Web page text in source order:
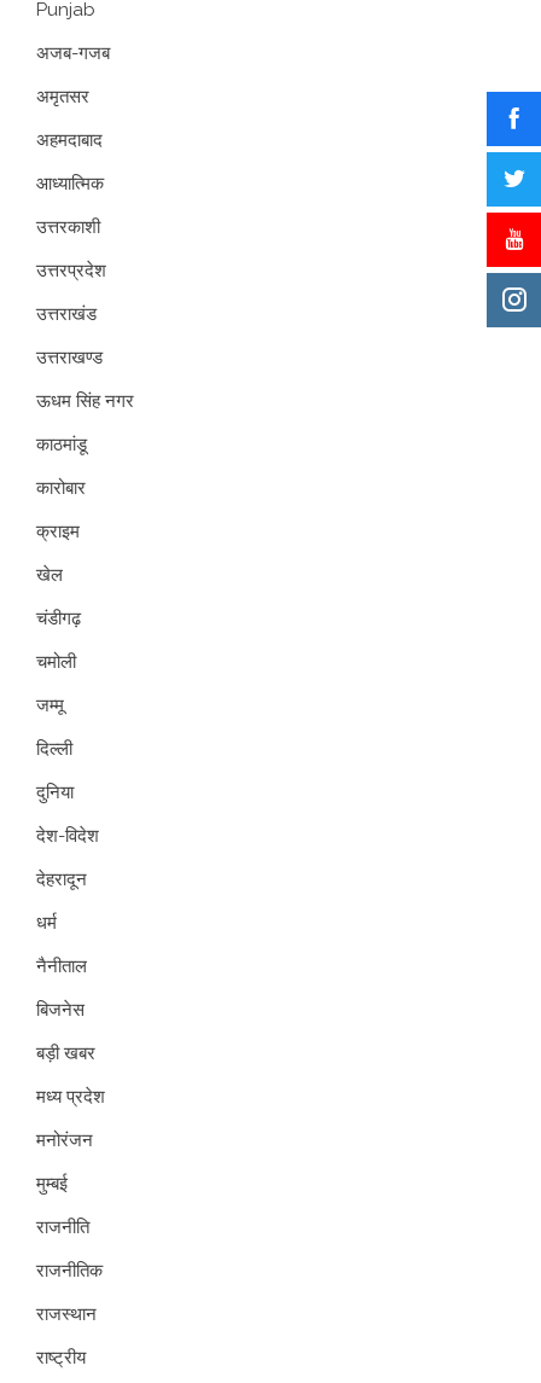
Punjab
अजब-गजब
अमृतसर
अहमदाबाद
आध्यात्मिक
उत्तरकाशी
उत्तरप्रदेश
उत्तराखंड
उत्तराखण्ड
ऊधम सिंह नगर
काठमांडू
कारोबार
क्राइम
खेल
चंडीगढ़
चमोली
जम्मू
दिल्ली
दुनिया
देश-विदेश
देहरादून
धर्म
नैनीताल
बिजनेस
बड़ी खबर
मध्य प्रदेश
मनोरंजन
मुम्बई
राजनीति
राजनीतिक
राजस्थान
राष्ट्रीय